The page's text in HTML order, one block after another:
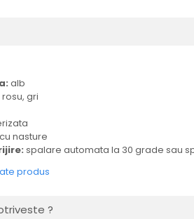
alb
rosu, gri
nasture
spalare automata la 30 grade sau
produs
?